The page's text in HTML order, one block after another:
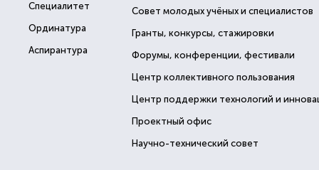
Специалитет
Ординатура
Аспирантура
Совет молодых учёных и специалистов
Гранты, конкурсы, стажировки
Форумы, конференции, фестивали
Центр коллективного пользования
Центр поддержки технологий и
Проектный офис
Научно-технический совет